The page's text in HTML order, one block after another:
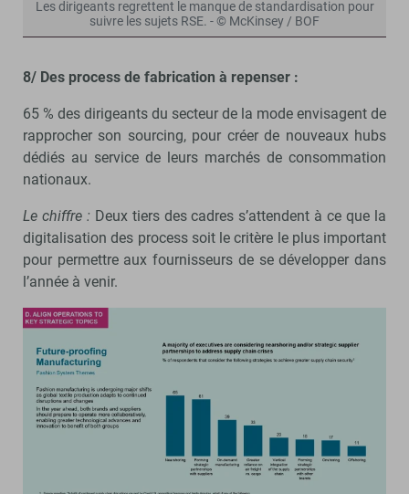
Les dirigeants regrettent le manque de standardisation pour
suivre les sujets RSE. - © McKinsey / BOF
8/ Des process de fabrication à repenser :
65 % des dirigeants du secteur de la mode envisagent de
rapprocher son sourcing, pour créer de nouveaux hubs
dédiés au service de leurs marchés de consommation
nationaux.
Le chiffre : Deux tiers des cadres s’attendent à ce que la
digitalisation des process soit le critère le plus important
pour permettre aux fournisseurs de se développer dans
l’année à venir.